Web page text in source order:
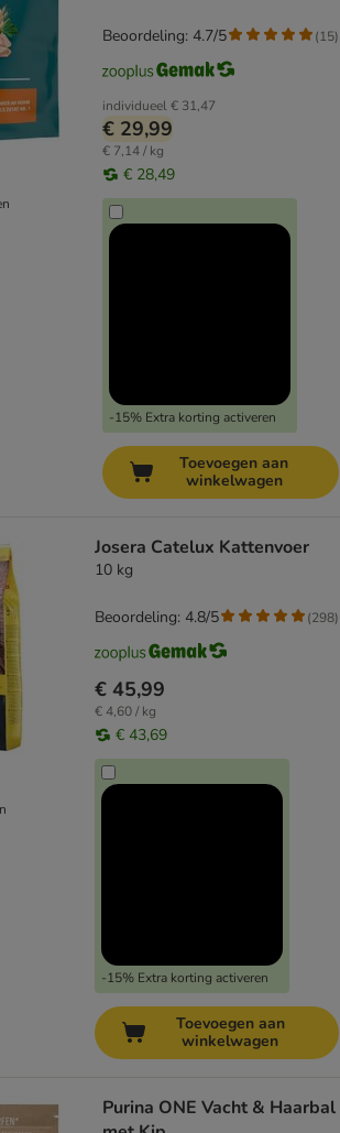
individueel€ 31,47
€ 29,99
€ 7,14 / kg
€ 28,49
-15% Extra korting activeren
Beoordeling: 4.7/5 (15)
Toevoegen aan
winkelwagen
Josera Catelux Kattenvoer
10 kg
€ 45,99
€ 4,60 / kg
€ 43,69
-15% Extra korting activeren
Beoordeling: 4.8/5 (298)
Toevoegen aan
winkelwagen
Purina ONE Vacht & Haarbal